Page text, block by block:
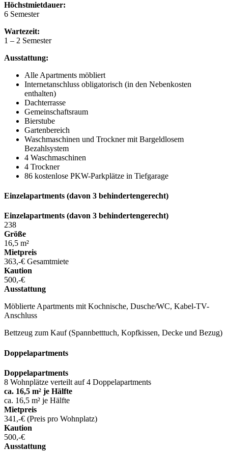
Höchstmietdauer:
6 Semester
Wartezeit:
1 – 2 Semester
Ausstattung:
Alle Apartments möbliert
Internetanschluss obligatorisch (in den Nebenkosten
enthalten)
Dachterrasse
Gemeinschaftsraum
Bierstube
Gartenbereich
Waschmaschinen und Trockner mit Bargeldlosem
Bezahlsystem
4 Waschmaschinen
4 Trockner
86 kostenlose PKW-Parkplätze in Tiefgarage
Einzelapartments (davon 3 behindertengerecht)
Einzelapartments (davon 3 behindertengerecht)
238
Größe
16,5 m²
Mietpreis
363,-€ Gesamtmiete
Kaution
500,-€
Ausstattung
Möblierte Apartments mit Kochnische, Dusche/WC, Kabel-TV-
Anschluss
Bettzeug zum Kauf (Spannbetttuch, Kopfkissen, Decke und Bezug)
Doppelapartments
Doppelapartments
8 Wohnplätze verteilt auf 4 Doppelapartments
ca. 16,5 m² je Hälfte
ca. 16,5 m² je Hälfte
Mietpreis
341,-€ (Preis pro Wohnplatz)
Kaution
500,-€
Ausstattung